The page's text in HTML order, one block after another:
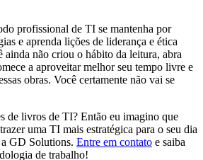
profissional de TI se mantenha por
e aprenda lições de liderança e ética
ainda não criou o hábito da leitura, abra
a aproveitar melhor seu tempo livre e
obras. Você certamente não vai se
de livros de TI? Então eu imagino que
uma TI mais estratégica para o seu dia
GD Solutions. Entre em contato e saiba
de trabalho!